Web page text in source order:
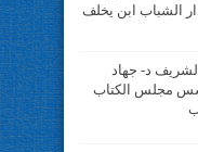
الشباب ابن يخلف
د- جهاد
مجلس الكتاب